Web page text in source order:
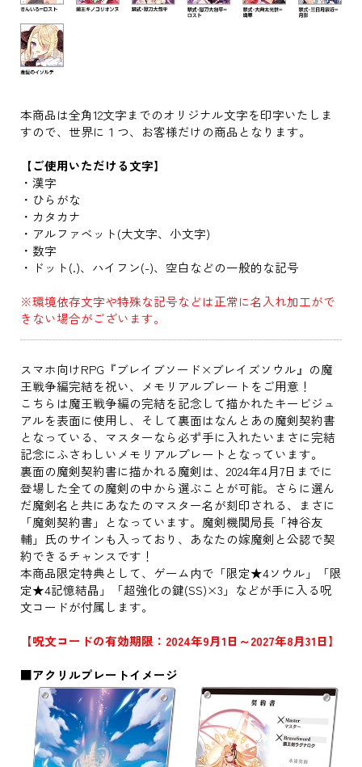
本商品は全角12文字までのオリジナル文字を印字いたしま
すので、世界に１つ、お客様だけの商品となります。
【ご使用いただける文字】
・漢字
・ひらがな
・カタカナ
・アルファベット(大文字、小文字)
・数字
・ドット(.)、ハイフン(-)、空白などの一般的な記号
※環境依存文字や特殊な記号などは正常に名入れ加工がで
きない場合がございます。
スマホ向けRPG『ブレイブソード×ブレイズソウル』の魔
王戦争編完結を祝い、メモリアルプレートをご用意！
こちらは魔王戦争編の完結を記念して描かれたキービジュ
アルを表面に使用し、そして裏面はなんとあの魔剣契約書
となっている、マスターなら必ず手に入れたいまさに完結
記念にふさわしいメモリアルプレートとなっています。
裏面の魔剣契約書に描かれる魔剣は、2024年4月7日までに
登場した全ての魔剣の中から選ぶことが可能。さらに選ん
だ魔剣名と共にあなたのマスター名が刻印される、まさに
「魔剣契約書」となっています。魔剣機関局長「神谷友
輔」氏のサインも入っており、あなたの嫁魔剣と公認で契
約できるチャンスです！
本商品限定特典として、ゲーム内で「限定★4ソウル」「限
定★4記憶結晶」「超強化の鍵(SS)×3」などが手に入る呪
文コードが付属します。
【呪文コードの有効期限：2024年9月1日～2027年8月31日】
■アクリルプレートイメージ